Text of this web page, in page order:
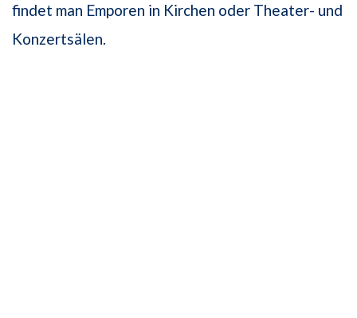
findet man Emporen in Kirchen oder Theater- und
Konzertsälen.